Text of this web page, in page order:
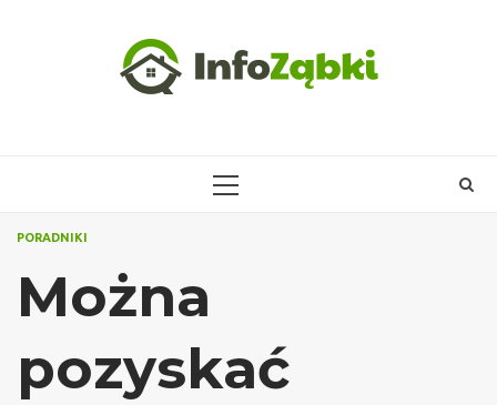
PRIMARY
PORADNIKI
Można
pozyskać